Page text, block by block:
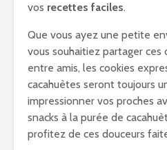
vos recettes faciles.
Que vous ayez une petite
vous souhaitiez partager ces
entre amis, les cookies
cacahuètes seront toujours
impressionner vos proches
snacks à la purée de
profitez de ces douceurs